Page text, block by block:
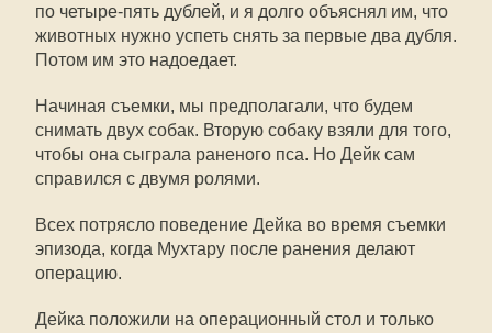
по четыре-пять дублей, и я долго объяснял им, что
животных нужно успеть снять за первые два дубля.
Потом им это надоедает.
Начиная съемки, мы предполагали, что будем
снимать двух собак. Вторую собаку взяли для того,
чтобы она сыграла раненого пса. Но Дейк сам
справился с двумя ролями.
Всех потрясло поведение Дейка во время съемки
эпизода, когда Мухтару после ранения делают
операцию.
Дейка положили на операционный стол и только